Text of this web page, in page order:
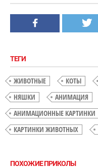
ТЕГИ
ЖИВОТНЫЕ КОТЫ
НЯШКИ
АНИМАЦИЯ
АНИМАЦИОННЫЕ КАРТИНКИ
КАРТИНКИ ЖИВОТНЫХ
ПОХОЖИЕ ПРИКОЛЫ